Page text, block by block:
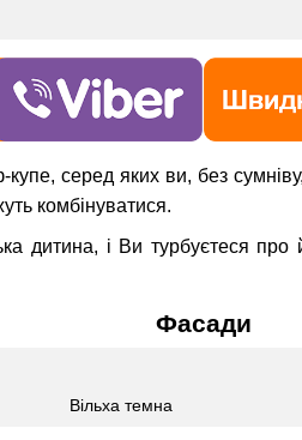
серед яких ви, без
комбінуватися.
дитина, і Ви турбуєтеся
Фасади
Вільха темна